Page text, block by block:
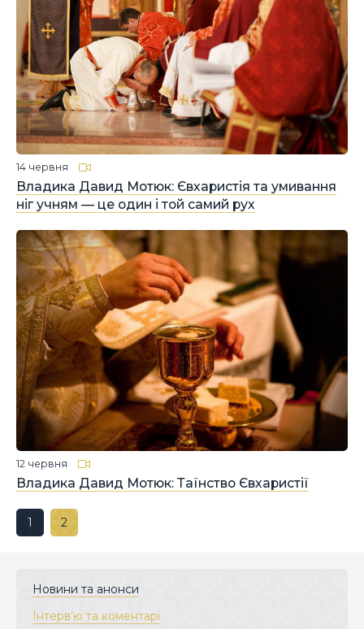
Владика Давид Мотюк: Євхаристія та умивання
ніг учням — це один і той самий рух
14 червня
Владика Давид Мотюк: Таїнство Євхаристії
12 червня
1 2
Новини та анонси
Інтерв’ю та коментарі